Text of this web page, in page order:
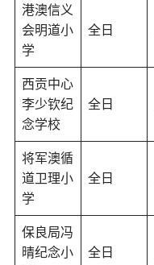
港澳信义
会明道小
学
全日
西贡中心
李少钦纪
念学校
全日
将军澳循
道卫理小
学
全日
保良局冯
晴纪念小
全日